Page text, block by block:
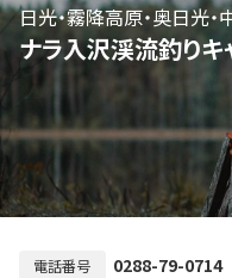
ナラ入沢渓流釣りキ
日光・霧降高原・奥日光・
電話番号 0288-79-0714